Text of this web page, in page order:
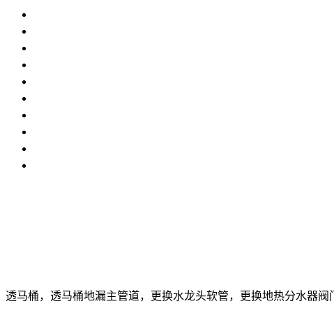
透马桶，透马桶地漏主管道，更换水龙头软管，更换地热分水器